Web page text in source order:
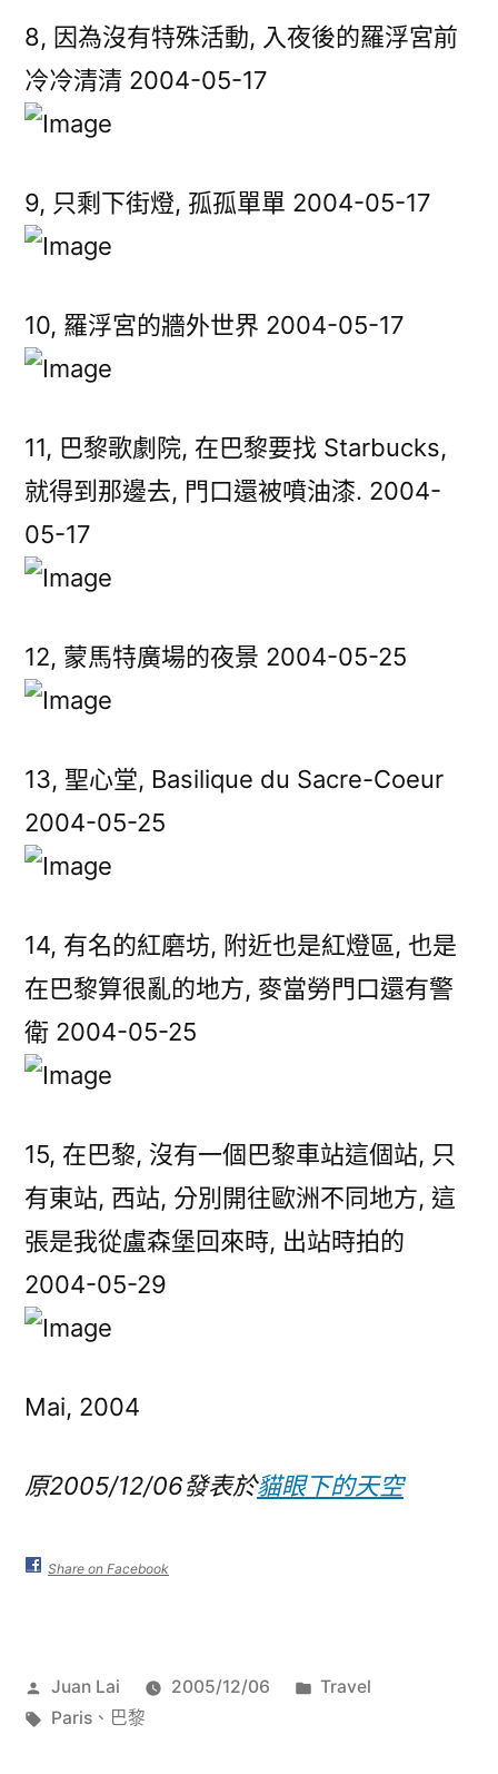
8, 因為沒有特殊活動, 入夜後的羅浮宮前
冷冷清清 2004-05-17
9, 只剩下街燈, 孤孤單單 2004-05-17
10, 羅浮宮的牆外世界 2004-05-17
11, 巴黎歌劇院, 在巴黎要找 Starbucks,
就得到那邊去, 門口還被噴油漆. 2004-
05-17
12, 蒙馬特廣場的夜景 2004-05-25
13, 聖心堂, Basilique du Sacre-Coeur
2004-05-25
14, 有名的紅磨坊, 附近也是紅燈區, 也是
在巴黎算很亂的地方, 麥當勞門口還有警
衛 2004-05-25
15, 在巴黎, 沒有一個巴黎車站這個站, 只
有東站, 西站, 分別開往歐洲不同地方, 這
張是我從盧森堡回來時, 出站時拍的
2004-05-29
Mai, 2004
原2005/12/06發表於貓眼下的天空
Share on Facebook
作
者:
Juan Lai 2005/12/06
分
Travel
標
Paris、 巴黎